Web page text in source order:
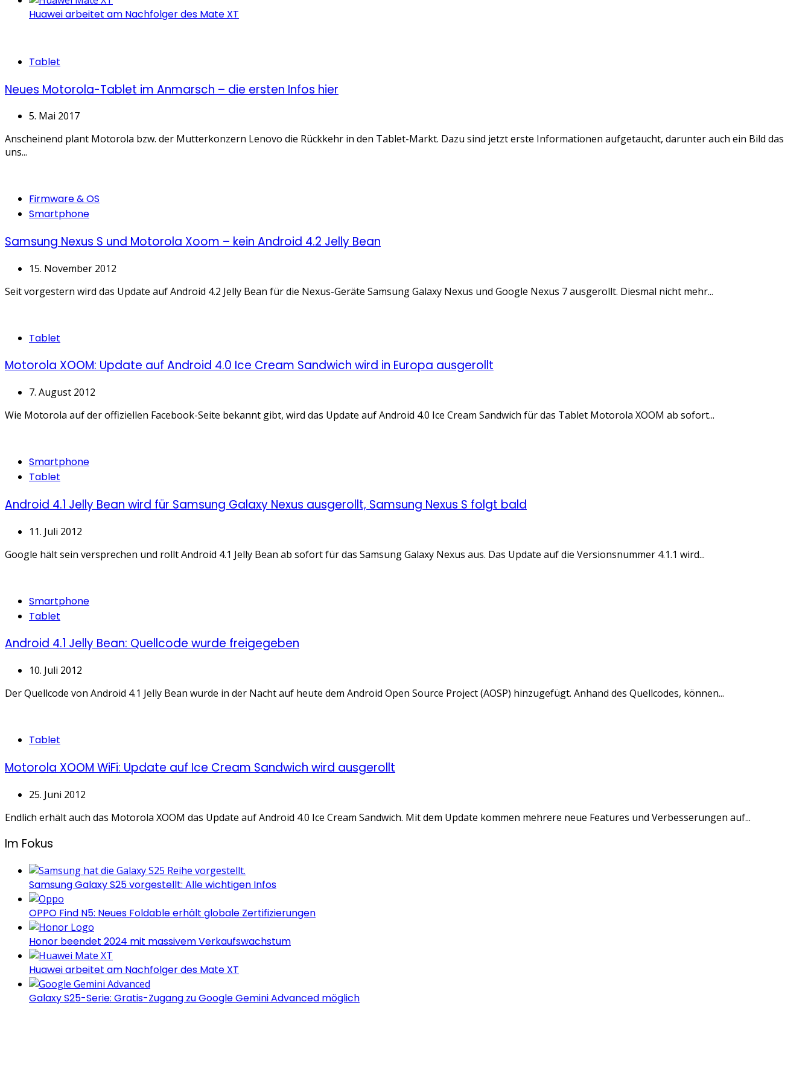
Huawei arbeitet am Nachfolger des Mate XT
Categories
Tablet
Neues Motorola-Tablet im Anmarsch – die ersten Infos hier
5. Mai 2017
Anscheinend plant Motorola bzw. der Mutterkonzern Lenovo die Rückkehr in den Tablet-Markt. Dazu sind jetzt erste Informationen aufgetaucht, darunter auch ein Bild das
uns...
Categories
Firmware & OS
Smartphone
Samsung Nexus S und Motorola Xoom – kein Android 4.2 Jelly Bean
15. November 2012
Seit vorgestern wird das Update auf Android 4.2 Jelly Bean für die Nexus-Geräte Samsung Galaxy Nexus und Google Nexus 7 ausgerollt. Diesmal nicht mehr...
Categories
Tablet
Motorola XOOM: Update auf Android 4.0 Ice Cream Sandwich wird in Europa ausgerollt
7. August 2012
Wie Motorola auf der offiziellen Facebook-Seite bekannt gibt, wird das Update auf Android 4.0 Ice Cream Sandwich für das Tablet Motorola XOOM ab sofort...
Categories
Smartphone
Tablet
Android 4.1 Jelly Bean wird für Samsung Galaxy Nexus ausgerollt, Samsung Nexus S folgt bald
11. Juli 2012
Google hält sein versprechen und rollt Android 4.1 Jelly Bean ab sofort für das Samsung Galaxy Nexus aus. Das Update auf die Versionsnummer 4.1.1 wird...
Categories
Smartphone
Tablet
Android 4.1 Jelly Bean: Quellcode wurde freigegeben
10. Juli 2012
Der Quellcode von Android 4.1 Jelly Bean wurde in der Nacht auf heute dem Android Open Source Project (AOSP) hinzugefügt. Anhand des Quellcodes, können...
Categories
Tablet
Motorola XOOM WiFi: Update auf Ice Cream Sandwich wird ausgerollt
25. Juni 2012
Endlich erhält auch das Motorola XOOM das Update auf Android 4.0 Ice Cream Sandwich. Mit dem Update kommen mehrere neue Features und Verbesserungen auf...
Im Fokus
Samsung Galaxy S25 vorgestellt: Alle wichtigen Infos
OPPO Find N5: Neues Foldable erhält globale Zertifizierungen
Honor beendet 2024 mit massivem Verkaufswachstum
Huawei arbeitet am Nachfolger des Mate XT
Galaxy S25-Serie: Gratis-Zugang zu Google Gemini Advanced möglich